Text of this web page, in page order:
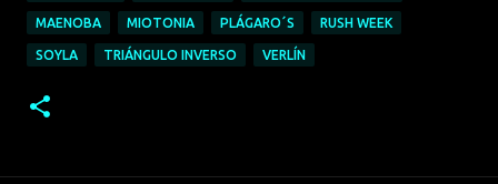
MAENOBA MIOTONIA PLÁGARO´S RUSH WEEK
SOYLA TRIÁNGULO INVERSO VERLÍN